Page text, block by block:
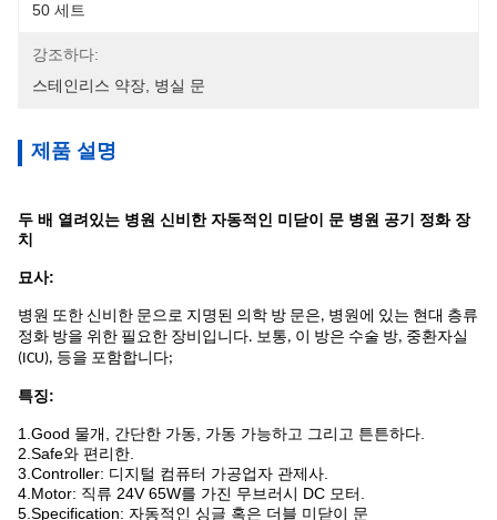
50 세트
강조하다:
스테인리스 약장 병실 문
제품 설명
두 배 열려있는 병원 신비한 자동적인 미닫이 문 병원 공기 정화 장
치
묘사:
병원 또한 신비한 문으로 지명된 의학 방 문은, 병원에 있는 현대 층류
정화 방을 위한 필요한 장비입니다. 보통, 이 방은 수술 방, 중환자실
(ICU), 등을 포함합니다;
특징:
1.Good 물개, 간단한 가동, 가동 가능하고 그리고 튼튼하다.
2.Safe와 편리한.
3.Controller: 디지털 컴퓨터 가공업자 관제사.
4.Motor: 직류 24V 65W를 가진 무브러시 DC 모터.
5.Specification: 자동적인 싱글 혹은 더블 미닫이 문